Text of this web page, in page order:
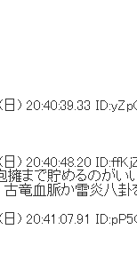
) 20:40:39.33
) 20:40:48.20
擁まで貯めるのがい
竜血脈か雷炎八卦
) 20:41:07.91